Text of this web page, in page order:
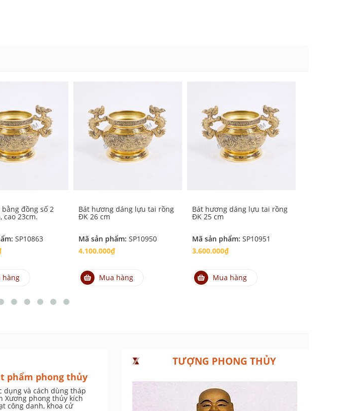
đồng số 2
cao 23cm.
SP10863
hàng
Bát hương dáng lựu tai rồng
ĐK 26 cm
Mã sản phẩm: SP10950
4.100.000₫
Mua hàng
Bát hương dáng lựu tai rồng
ĐK 25 cm
Mã sản phẩm: SP10951
3.600.000₫
Mua hàng
phẩm phong thủy
dụng và cách dùng tháp
Xương phong thủy kích
công danh, khoa cử
TƯỢNG PHONG THỦY